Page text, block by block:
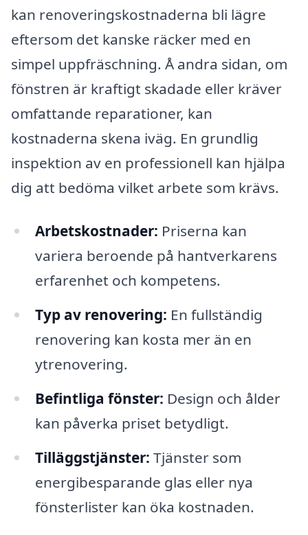
kan renoveringskostnaderna bli lägre
eftersom det kanske räcker med en
simpel uppfräschning. Å andra sidan, om
fönstren är kraftigt skadade eller kräver
omfattande reparationer, kan
kostnaderna skena iväg. En grundlig
inspektion av en professionell kan hjälpa
dig att bedöma vilket arbete som krävs.
Arbetskostnader: Priserna kan
variera beroende på hantverkarens
erfarenhet och kompetens.
Typ av renovering: En fullständig
renovering kan kosta mer än en
ytrenovering.
Befintliga fönster: Design och ålder
kan påverka priset betydligt.
Tilläggstjänster: Tjänster som
energibesparande glas eller nya
fönsterlister kan öka kostnaden.